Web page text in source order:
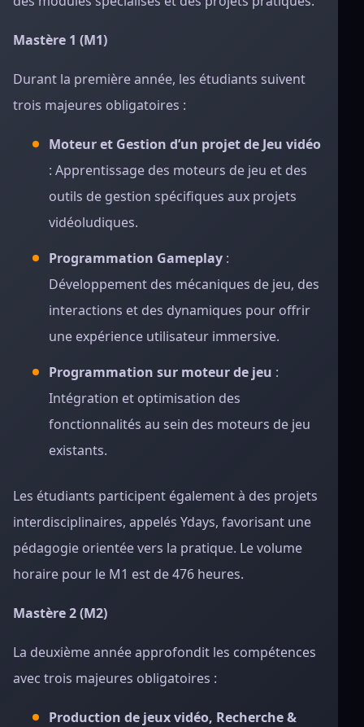
Mastère 1 (M1)
Durant la première année, les étudiants suivent
trois majeures obligatoires :
Moteur et Gestion d’un projet de Jeu vidéo
: Apprentissage des moteurs de jeu et des
outils de gestion spécifiques aux projets
vidéoludiques.
Programmation Gameplay :
Développement des mécaniques de jeu, des
interactions et des dynamiques pour offrir
une expérience utilisateur immersive.
Programmation sur moteur de jeu :
Intégration et optimisation des
fonctionnalités au sein des moteurs de jeu
existants.
Les étudiants participent également à des projets
interdisciplinaires, appelés Ydays, favorisant une
pédagogie orientée vers la pratique. Le volume
horaire pour le M1 est de 476 heures.
Mastère 2 (M2)
La deuxième année approfondit les compétences
avec trois majeures obligatoires :
Production de jeux vidéo, Recherche &